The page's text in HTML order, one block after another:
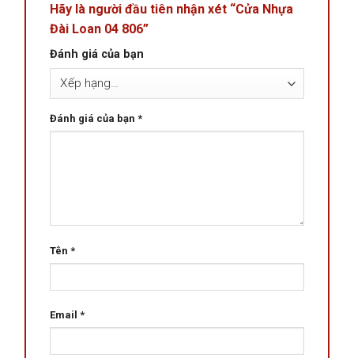
Hãy là người đầu tiên nhận xét “Cửa Nhựa
Đài Loan 04 806”
Đánh giá của bạn
Đánh giá của bạn *
Tên *
Email *